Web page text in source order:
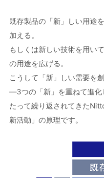
既存製品の「新」しい用途
加える。
もしくは新しい技術を用い
の用途を広げる。
こうして「新」しい需要を創
―3つの「新」を重ねて進化
たって繰り返されてきた
新活動」の原理です。